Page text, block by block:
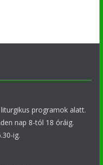
programok alatt.
nap 8-tól 18 óráig.
ig.